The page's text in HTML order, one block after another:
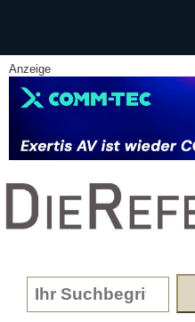
Anzeige
Search form